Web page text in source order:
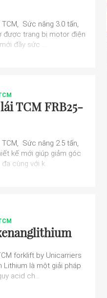
Sức nâng 3.0 tấn,
được trang bị motor điện
đầy sức ...
TCM FRB25-
Sức nâng 2.5 tấn,
kế mới giúp giảm góc
cùng với k...
forklift by Unicarriers
Lithium là một giải pháp
acid ch...